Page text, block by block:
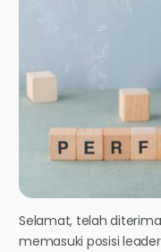
Selamat, telah
memasuki posisi